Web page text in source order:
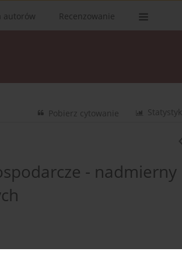
autorów Recenzowanie
Statystyki
Pobierz cytowanie
- nadmierny